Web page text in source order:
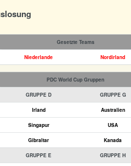
Gesetzte Teams
Niederlande Nordirland
PDC World Cup Gruppen
GRUPPE D GRUPPE G
Irland Australien
Singapur USA
Gibraltar Kanada
GRUPPE E GRUPPE H